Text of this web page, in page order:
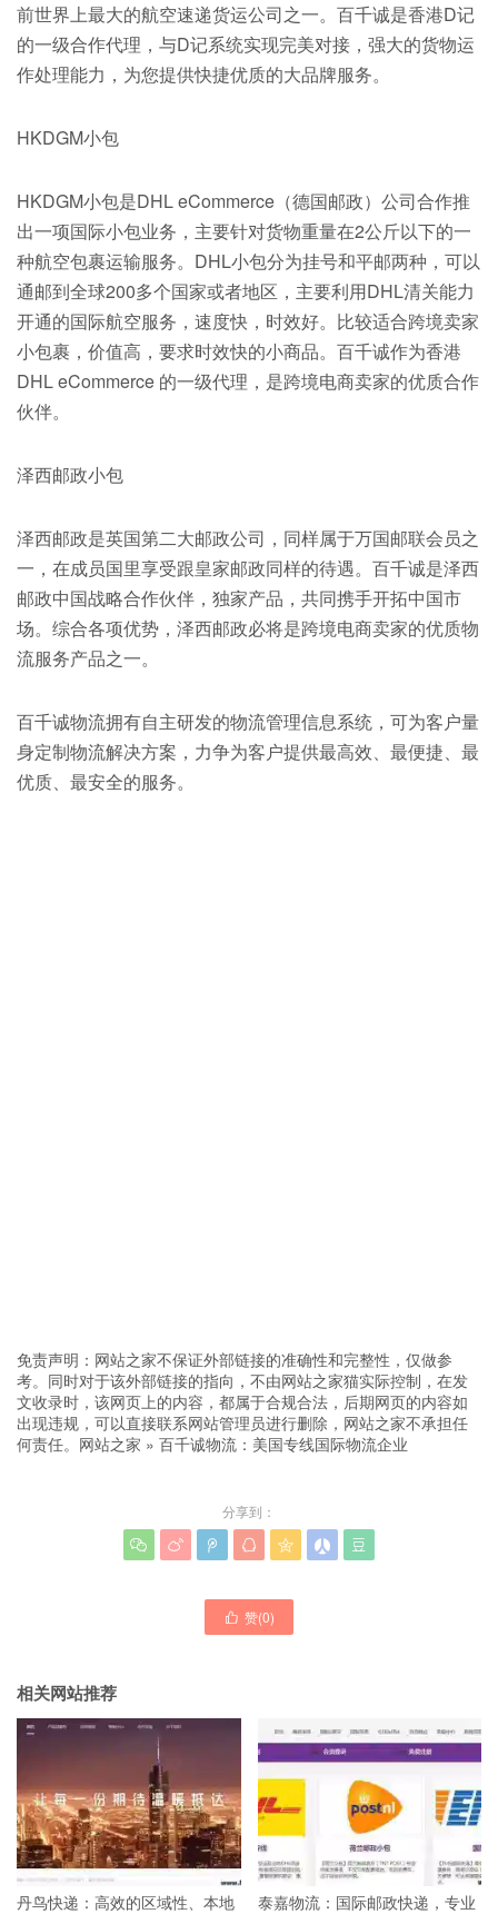
前世界上最大的航空速递货运公司之一。百千诚是香港D记
的一级合作代理，与D记系统实现完美对接，强大的货物运
作处理能力，为您提供快捷优质的大品牌服务。
HKDGM小包
HKDGM小包是DHL eCommerce（德国邮政）公司合作推
出一项国际小包业务，主要针对货物重量在2公斤以下的一
种航空包裹运输服务。DHL小包分为挂号和平邮两种，可以
通邮到全球200多个国家或者地区，主要利用DHL清关能力
开通的国际航空服务，速度快，时效好。比较适合跨境卖家
小包裹，价值高，要求时效快的小商品。百千诚作为香港
DHL eCommerce 的一级代理，是跨境电商卖家的优质合作
伙伴。
泽西邮政小包
泽西邮政是英国第二大邮政公司，同样属于万国邮联会员之
一，在成员国里享受跟皇家邮政同样的待遇。百千诚是泽西
邮政中国战略合作伙伴，独家产品，共同携手开拓中国市
场。综合各项优势，泽西邮政必将是跨境电商卖家的优质物
流服务产品之一。
百千诚物流拥有自主研发的物流管理信息系统，可为客户量
身定制物流解决方案，力争为客户提供最高效、最便捷、最
优质、最安全的服务。
免责声明：网站之家不保证外部链接的准确性和完整性，仅做参
考。同时对于该外部链接的指向，不由网站之家猫实际控制，在发
文收录时，该网页上的内容，都属于合规合法，后期网页的内容如
出现违规，可以直接联系网站管理员进行删除，网站之家不承担任
何责任。 网站之家 » 百千诚物流：美国专线国际物流企业
分享到：
      
 赞(0)
相关网站推荐
丹鸟快递：高效的区域性、本地
泰嘉物流：国际邮政快递，专业